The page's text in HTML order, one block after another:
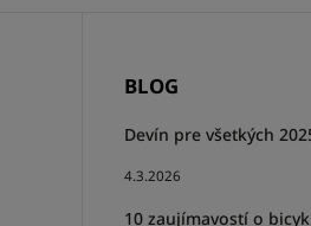
BLOG
Devín pre všetkých
4.3.2026
10 zaujímavostí o